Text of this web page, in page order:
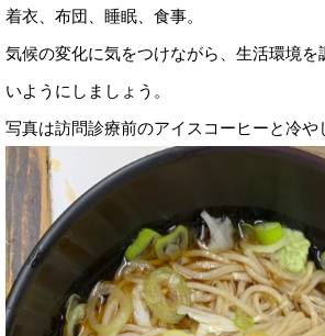
着衣、布団、睡眠、食事。
気候の変化に気をつけながら、生活環境
いようにしましょう。
写真は訪問診療前のアイスコーヒーと冷や